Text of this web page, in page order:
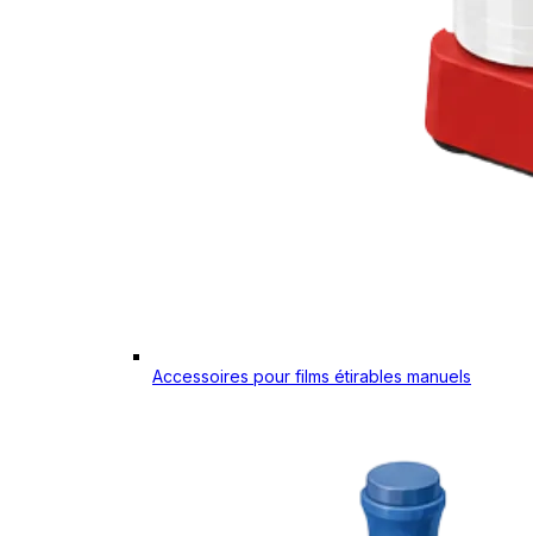
Accessoires pour films étirables manuels